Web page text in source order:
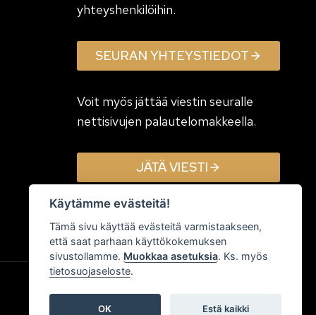
yhteyshenkilöihin.
SEURAN YHTEYSTIEDOT
Voit myös jättää viestin seuralle
nettisivujen palautelomakkeella.
JÄTÄ VIESTI
Käytämme evästeitä!
Tämä sivu käyttää evästeitä varmistaakseen,
että saat parhaan käyttökokemuksen
sivustollamme. Muokkaa asetuksia. Ks. myös
tietosuojaseloste.
OK Estä kaikki